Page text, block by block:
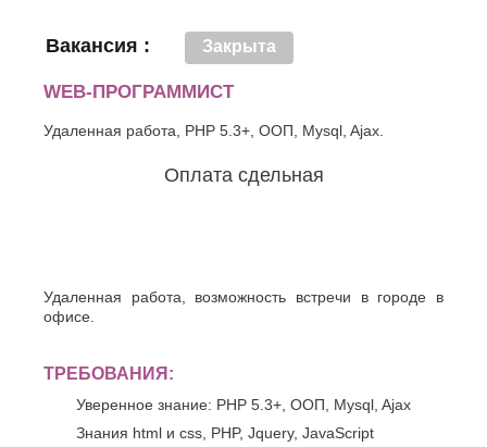
Вакансия : Закрыта
WEB-ПРОГРАММИСТ
Удаленная работа, PHP 5.3+, ООП, Mysql, Ajax.
Оплата сдельная
Удаленная работа, возможность встречи в городе в
офисе.
ТРЕБОВАНИЯ:
Уверенное знание: PHP 5.3+, ООП, Mysql, Ajax
Знания html и css, PHP, Jquery, JavaScript